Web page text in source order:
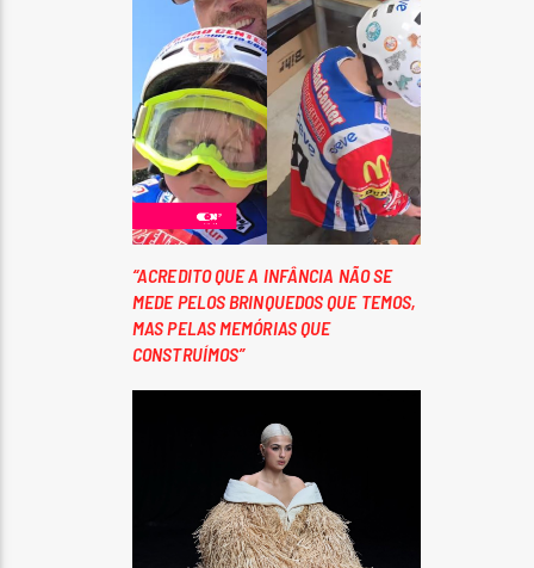
“ACREDITO QUE A INFÂNCIA NÃO SE
MEDE PELOS BRINQUEDOS QUE TEMOS,
MAS PELAS MEMÓRIAS QUE
CONSTRUÍMOS”